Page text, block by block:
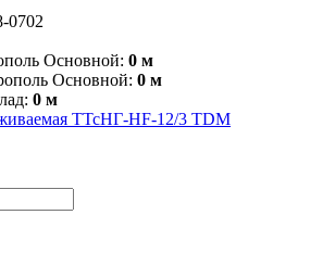
0702
Основной: 0 м
Основной: 0 м
0 м
ТТсНГ-HF-12/3 TDM